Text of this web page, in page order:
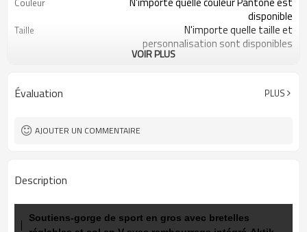
Couleur
disponible
Taille
N'importe quelle taille et
personnalisation sont disponibles
Fonctionnalité
Évacuation de l'humidité, séchage
VOIR PLUS
Évaluation PLUS
AJOUTER UN COMMENTAIRE
Description
Soutiens-gorge de sport en gros avec bretelles